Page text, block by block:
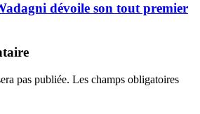
dévoile son tout premier
pas publiée. Les champs obligatoires